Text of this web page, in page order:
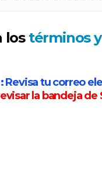
los términos
Revisa tu correo
la bandeja de